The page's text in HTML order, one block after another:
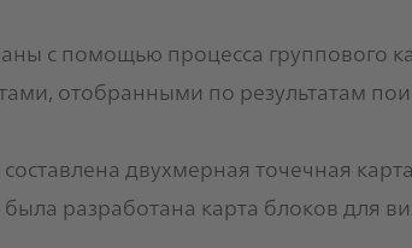
с помощью процесса группового
отобранными по результатам
двухмерная точечная
разработана карта блоков для